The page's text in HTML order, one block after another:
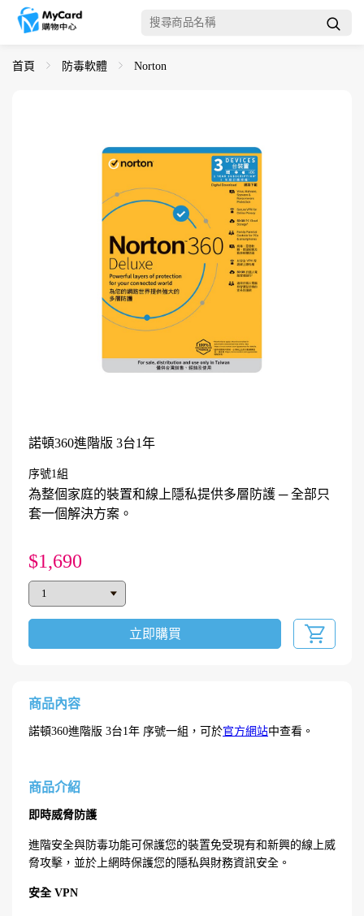
首頁 防毒軟體 Norton
諾頓360進階版 3台1年
序號1組
為整個家庭的裝置和線上隱私提供多層防護 ─ 全部只
套一個解決方案。
$1,690
立即購買
商品內容
諾頓360進階版 3台1年 序號一組，可於官方網站中查看。
商品介紹
即時威脅防護
進階安全與防毒功能可保護您的裝置免受現有和新興的線上威
脅攻擊，並於上網時保護您的隱私與財務資訊安全。
安全 VPN